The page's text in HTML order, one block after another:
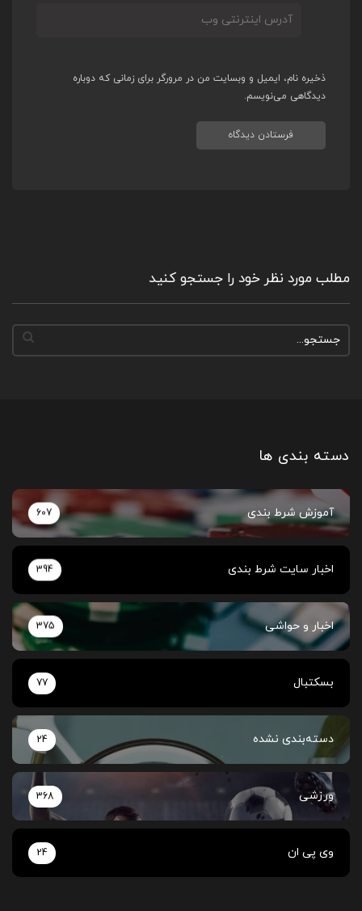
ذخیره نام، ایمیل و وبسایت من در مرورگر برای زمانی که دوباره
دیدگاهی می‌نویسم.
مطلب مورد نظر خود را جستجو کنید
دسته بندی ها
آموزش شرط بندی 607
اخبار سایت شرط بندی 394
اخبار و حواشی 375
بسکتبال 77
دسته‌بندی نشده 24
ورزشی 368
وی پی ان 24